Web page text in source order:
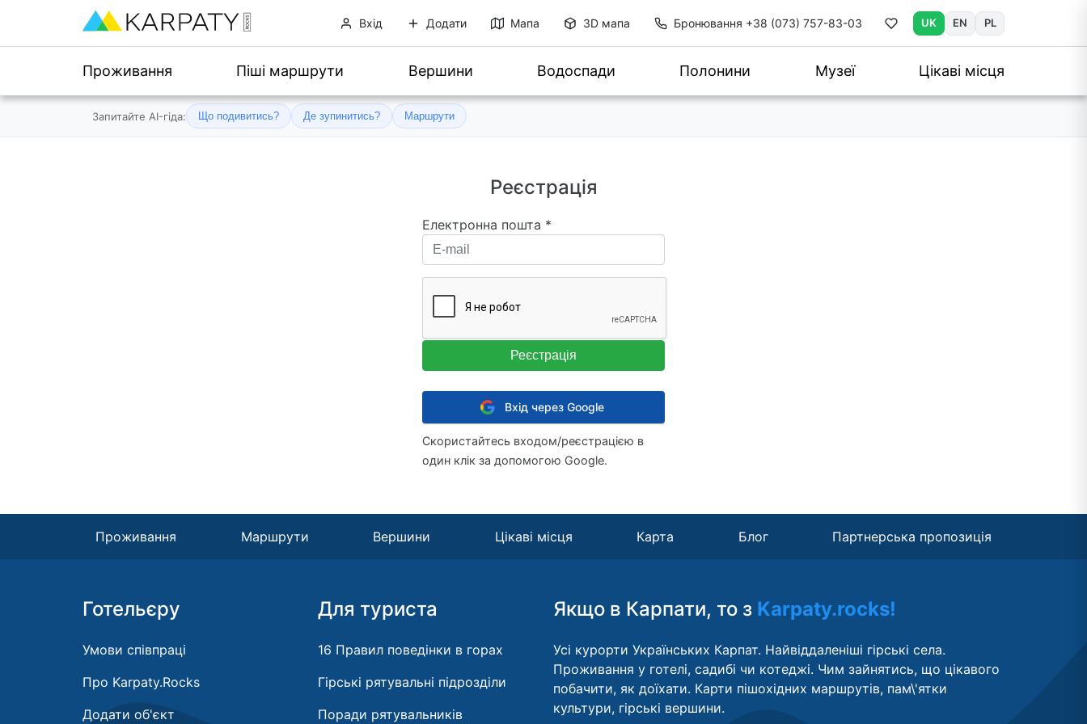
Вхід Додати Мапа 3D мапа Бронювання +38 (073) 757-83-03 UK EN PL
Проживання Піші маршрути Вершини Водоспади Полонини Музеї Цікаві місця
Запитайте AI-гіда: Що подивитись? Де зупинитись? Маршрути
Реєстрація
Електронна пошта *
Вхід через Google
Скористайтесь входом/реєстрацією в
один клік за допомогою Google.
Проживання Маршрути Вершини Цікаві місця Карта Блог Партнерська пропозиція
Готельєру
Умови співпраці
Про Karpaty.Rocks
Додати об'єкт
Для туриста
16 Правил поведінки в горах
Гірські рятувальні підрозділи
Поради рятувальників
Якщо в Карпати, то з Karpaty.rocks!
Усі курорти Українських Карпат. Найвіддаленіші гірські села.
Проживання у готелі, садибі чи котеджі. Чим зайнятись, що цікавого
побачити, як доїхати. Карти пішохідних маршрутів, пам\'ятки
культури, гірські вершини.